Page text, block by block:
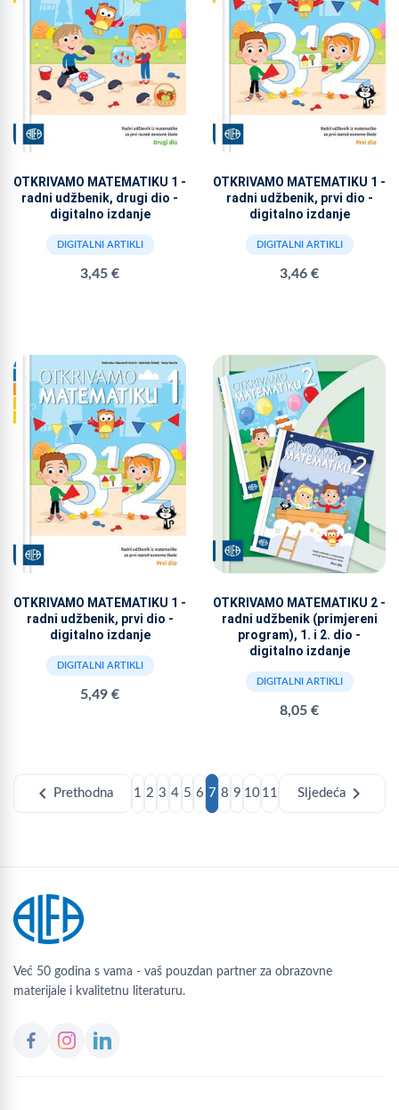
OTKRIVAMO MATEMATIKU 1 -
radni udžbenik, drugi dio -
digitalno izdanje
DIGITALNI ARTIKLI
3,45 €
OTKRIVAMO MATEMATIKU 1 -
radni udžbenik, prvi dio -
digitalno izdanje
DIGITALNI ARTIKLI
3,46 €
OTKRIVAMO MATEMATIKU 1 -
radni udžbenik, prvi dio -
digitalno izdanje
DIGITALNI ARTIKLI
5,49 €
OTKRIVAMO MATEMATIKU 2 -
radni udžbenik (primjereni
program), 1. i 2. dio -
digitalno izdanje
DIGITALNI ARTIKLI
8,05 €
chevron_left Prethodna 1 2 3 4 5 6 7 8 9 10 11 Sljedeća chevron_right
Već 50 godina s vama - vaš pouzdan partner za obrazovne
materijale i kvalitetnu literaturu.